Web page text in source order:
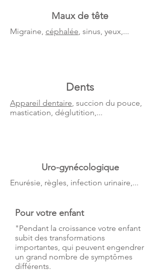
Maux de tête
Migraine, céphalée, sinus, yeux,...
Dents
Appareil dentaire, succion du pouce,
mastication, déglutition,...
Uro-gynécologique
Enurésie, règles, infection urinaire,...
Pour votre enfant
"Pendant la croissance votre enfant
subit des transformations
importantes, qui peuvent engendrer
un grand nombre de symptômes
différents.